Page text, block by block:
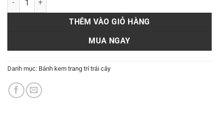
THÊM VÀO GIỎ HÀNG
MUA NGAY
Danh mục: Bánh kem trang trí trái cây